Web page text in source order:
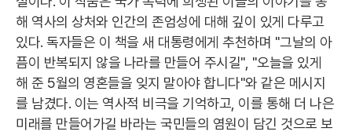
해 역사의 상처와 인간의 존엄성에 대해 깊이 있게 다루고
있다. 독자들은 이 책을 새 대통령에게 추천하며 "그날의 아
픔이 반복되지 않을 나라를 만들어 주시길", "오늘을 있게
해 준 5월의 영혼들을 잊지 말아야 합니다"와 같은 메시지
를 남겼다. 이는 역사적 비극을 기억하고, 이를 통해 더 나은
미래를 만들어가길 바라는 국민들의 염원이 담긴 것으로 보